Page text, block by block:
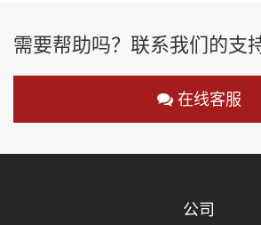
需要帮助吗？联系我们的支
在线客服
公司